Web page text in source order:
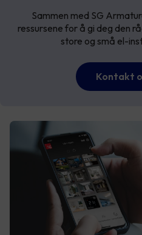
Sammen med SG
ressursene for å gi deg den
store og små el-
Kontakt